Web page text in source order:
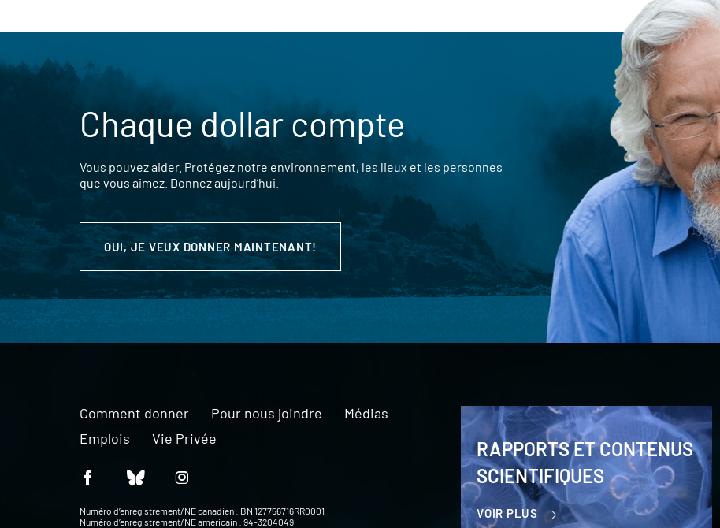
Chaque dollar compte
Vous pouvez aider. Protégez notre environnement, les lieux et les personnes
que vous aimez. Donnez aujourd’hui.
OUI, JE VEUX DONNER MAINTENANT!
RAPPORTS ET CONTENUS
SCIENTIFIQUES
VOIR PLUS
Comment donner Pour nous joindre
Médias
Emplois
Vie Privée
Numéro d’enregistrement/NE canadien : BN 127756716RR0001
Numéro d’enregistrement/NE américain : 94-3204049